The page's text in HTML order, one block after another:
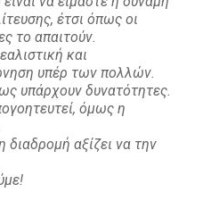
έτσι όπως οι
το απαιτούν.
και
υπέρ των πολλών.
υπάρχουν δυνατότητες.
όμως η
διαδρομή αξίζει να την